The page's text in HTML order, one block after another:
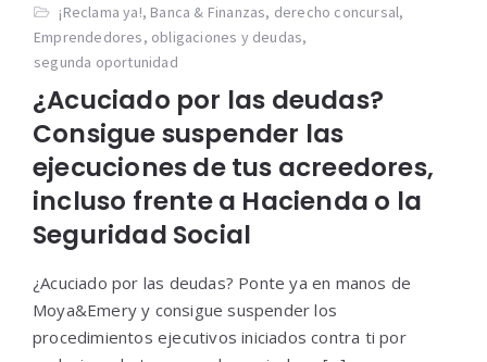
¡Reclama ya!, Banca & Finanzas, derecho concursal,
Emprendedores, obligaciones y deudas,
segunda oportunidad
¿Acuciado por las deudas?
Consigue suspender las
ejecuciones de tus acreedores,
incluso frente a Hacienda o la
Seguridad Social
¿Acuciado por las deudas? Ponte ya en manos de
Moya&Emery y consigue suspender los
procedimientos ejecutivos iniciados contra ti por